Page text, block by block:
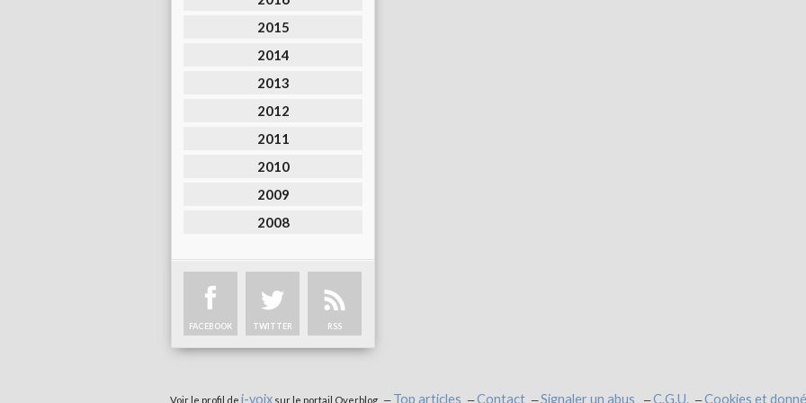
2015
2014
2013
2012
2011
2010
2009
2008
FACEBOOK TWITTER RSS
Voir le profil de i-voixsur le portail Overblog Top articles Contact Signaler un abus C.G.U. Cookies et